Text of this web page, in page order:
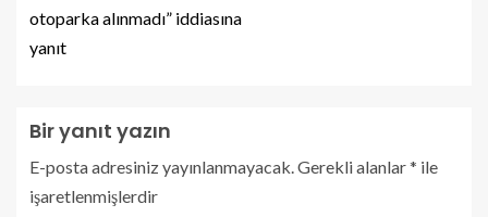
otoparka alınmadı” iddiasına
yanıt
Bir yanıt yazın
E-posta adresiniz yayınlanmayacak. Gerekli alanlar* ile
işaretlenmişlerdir